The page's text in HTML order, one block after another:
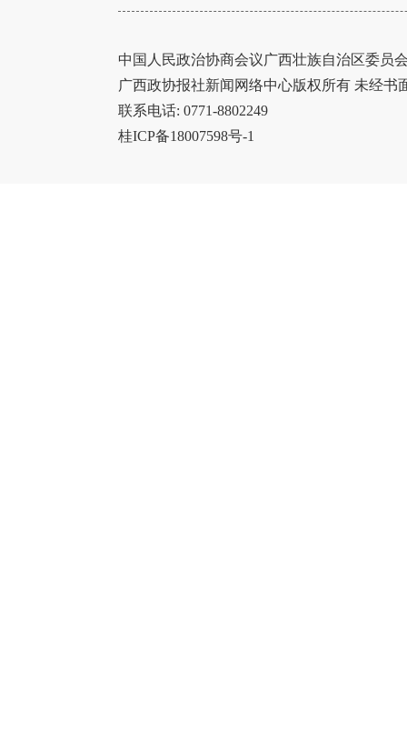
中国人民政治协商会议广西壮族自治区委员
广西政协报社新闻网络中心版权所有 未经书
联系电话: 0771-8802249
桂ICP备18007598号-1